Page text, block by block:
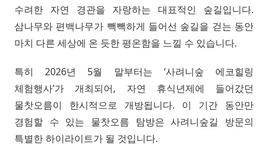
수려한 자연 경관을 자랑하는 대표적인 숲길입니다.
삼나무와 편백나무가 빽빽하게 들어선 숲길을 걷는 동안
마치 다른 세상에 온 듯한 평온함을 느낄 수 있습니다.
특히 2026년 5월 말부터는 ‘사려니숲 에코힐링
체험행사’가 개최되어, 자연 휴식년제에 들어갔던
물찻오름이 한시적으로 개방됩니다. 이 기간 동안만
경험할 수 있는 물찻오름 탐방은 사려니숲길 방문의
특별한 하이라이트가 될 것입니다.